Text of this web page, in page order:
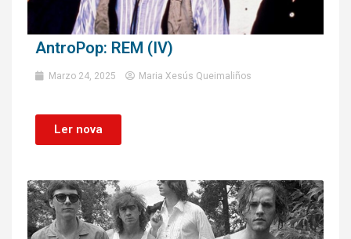
AntroPop: REM (IV)
Marzo 24, 2025 Maria Xesús Queimaliños
Ler nova